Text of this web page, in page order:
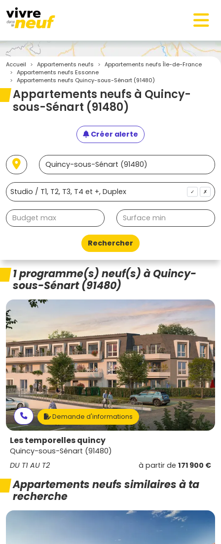
Accueil Appartements neufs
Appartements neufs Île-de-France
Appartements neufs Essonne
Appartements neufs Quincy-sous-Sénart (91480)
Appartements neufs à Quincy-
sous-Sénart (91480)
Créer alerte
✓ ✗
Rechercher
1 programme(s) neuf(s) à Quincy-
sous-Sénart (91480)
Demande d'informations
Les temporelles quincy
Quincy-sous-Sénart (91480)
DU T1 AU T2
à partir de 171 900 €
Appartements neufs similaires à ta
recherche